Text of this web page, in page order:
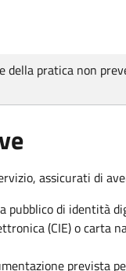
della pratica non
assicurati di
pubblico di identità
(CIE) o carta
prevista